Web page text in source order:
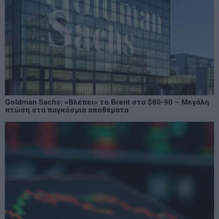
Goldman Sachs: «Βλέπει» το Brent στα $80-90 – Μεγάλη
πτώση στα παγκόσμια αποθέματα